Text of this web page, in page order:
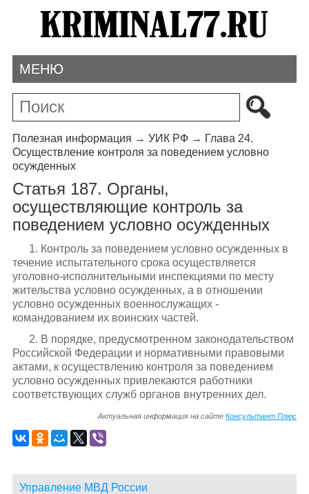
МЕНЮ
Полезная информация → УИК РФ→ Глава 24.
Осуществление контроля за поведением условно
осужденных
Статья 187. Органы,
осуществляющие контроль за
поведением условно осужденных
1. Контроль за поведением условно осужденных в
течение испытательного срока осуществляется
уголовно-исполнительными инспекциями по месту
жительства условно осужденных, а в отношении
условно осужденных военнослужащих -
командованием их воинских частей.
2. В порядке, предусмотренном законодательством
Российской Федерации и нормативными правовыми
актами, к осуществлению контроля за поведением
условно осужденных привлекаются работники
соответствующих служб органов внутренних дел.
Актуальная информация на сайтеКонсультант Плюс
Управление МВД России